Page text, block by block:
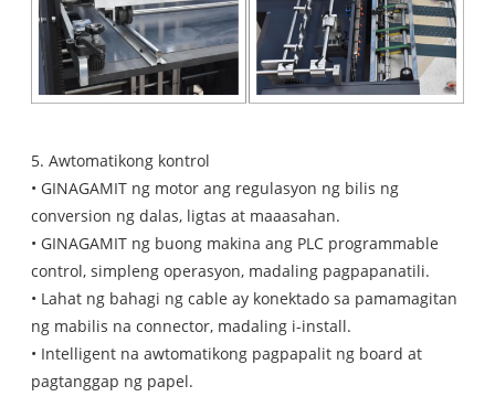
5. Awtomatikong kontrol
• GINAGAMIT ng motor ang regulasyon ng bilis ng
conversion ng dalas, ligtas at maaasahan.
• GINAGAMIT ng buong makina ang PLC programmable
control, simpleng operasyon, madaling pagpapanatili.
• Lahat ng bahagi ng cable ay konektado sa pamamagitan
ng mabilis na connector, madaling i-install.
• Intelligent na awtomatikong pagpapalit ng board at
pagtanggap ng papel.